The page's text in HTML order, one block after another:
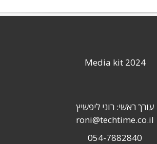
Media kit 2024
עורך ראשי: רוני ליפשיץ
roni@techtime.co.il
054-7882840